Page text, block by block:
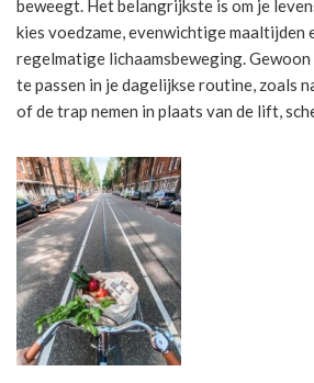
beweegt. Het belangrijkste is om je
kies voedzame, evenwichtige maaltijden
regelmatige lichaamsbeweging.
te passen in je dagelijkse routine, zoals
of de trap nemen in plaats van de lift,